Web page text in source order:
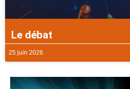
Le débat
25 juin 2026